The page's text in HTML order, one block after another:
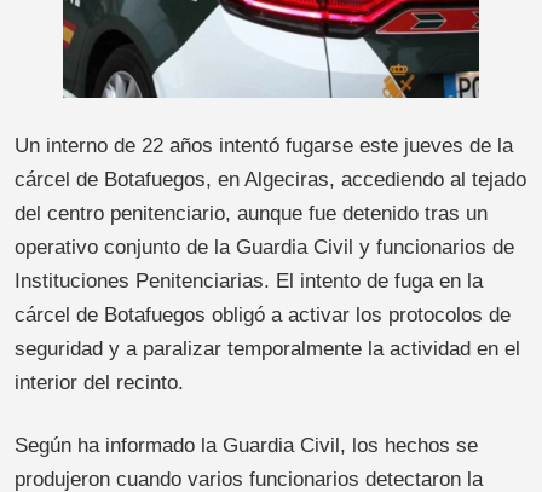
Un interno de 22 años intentó fugarse este jueves de la
cárcel de Botafuegos, en Algeciras, accediendo al tejado
del centro penitenciario, aunque fue detenido tras un
operativo conjunto de la Guardia Civil y funcionarios de
Instituciones Penitenciarias. El intento de fuga en la
cárcel de Botafuegos obligó a activar los protocolos de
seguridad y a paralizar temporalmente la actividad en el
interior del recinto.
Según ha informado la Guardia Civil, los hechos se
produjeron cuando varios funcionarios detectaron la